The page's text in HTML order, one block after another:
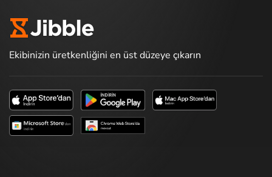
Ekibinizin üretkenliğini en üst düzeye çıkarın